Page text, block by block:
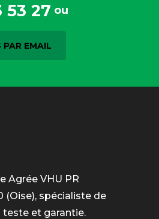
53 27 ou
EMAIL
Agrée VHU PR
(Oise), spécialiste de
teste et garantie.